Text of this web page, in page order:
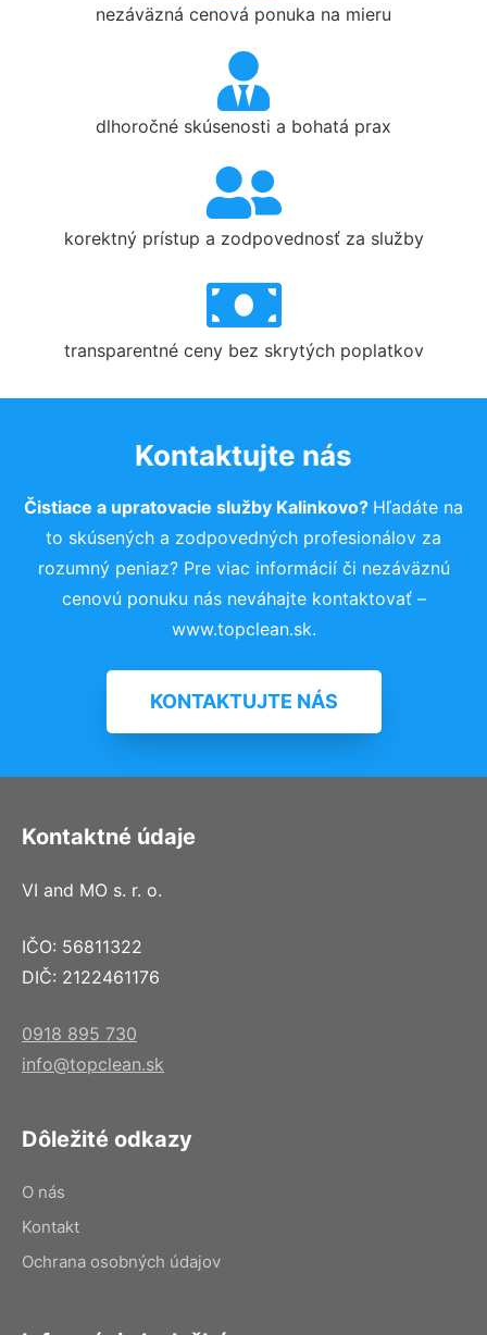
nezáväzná cenová ponuka na mieru
dlhoročné skúsenosti a bohatá prax
korektný prístup a zodpovednosť za služby
transparentné ceny bez skrytých poplatkov
Kontaktujte nás
Čistiace a upratovacie služby Kalinkovo? Hľadáte na
to skúsených a zodpovedných profesionálov za
rozumný peniaz? Pre viac informácií či nezáväznú
cenovú ponuku nás neváhajte kontaktovať –
www.topclean.sk.
KONTAKTUJTE NÁS
Kontaktné údaje
VI and MO s. r. o.
IČO: 56811322
DIČ: 2122461176
0918 895 730
info@topclean.sk
Dôležité odkazy
O nás
Kontakt
Ochrana osobných údajov